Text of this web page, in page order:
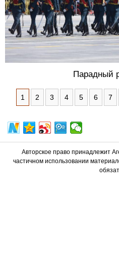
Парадный
1 2 3 4 5 6 7
Авторское право принадлежит
частичном использовании